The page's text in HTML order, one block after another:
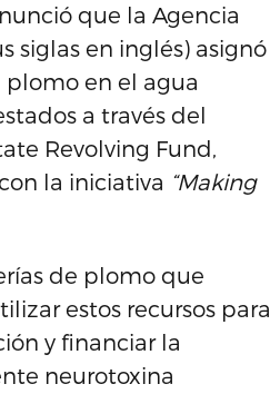
que la Agencia
siglas en inglés) asignó
plomo en el agua
a través del
Revolving Fund,
la iniciativa “Making
de plomo que
estos recursos para
y financiar la
neurotoxina